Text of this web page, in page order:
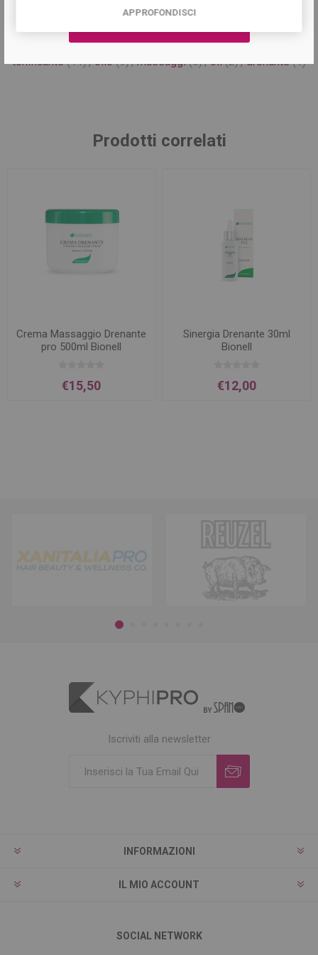
Tag del prodotto
tonificante (11), olio (9), massaggi (6), oli (2), drenante (1)
Prodotti correlati
Crema Massaggio Drenante
pro 500ml Bionell
€15,50
Sinergia Drenante 30ml
Bionell
€12,00
Iscriviti alla newsletter
INFORMAZIONI
IL MIO ACCOUNT
SOCIAL NETWORK
APPROFONDISCI